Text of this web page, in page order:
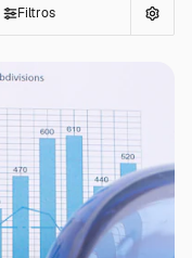
Filtros